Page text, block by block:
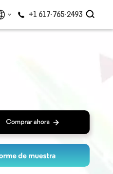
+1 617-765-2493